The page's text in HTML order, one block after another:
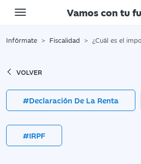
Toggle navigation
Vamos con tu
Infórmate Fiscalidad ¿Cuál es el importe
VOLVER
#Declaración De La Renta
#IRPF